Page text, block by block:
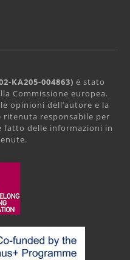
KA205-004863) è stato
Commissione europea.
opinioni dell’autore e la
ritenuta responsabile per
fatto delle informazioni in